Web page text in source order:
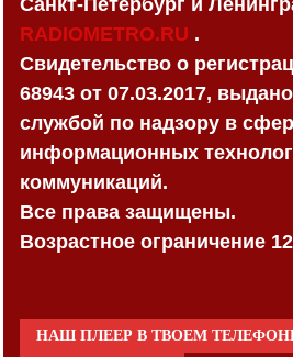
RADIOMETRO.RU .
Свидетельство о
68943 от 07.03.2017,
службой по надзору в
информационных
коммуникаций.
Все права защищены.
Возрастное ограничение
НАШ ПЛЕЕР В ТВОЕМ